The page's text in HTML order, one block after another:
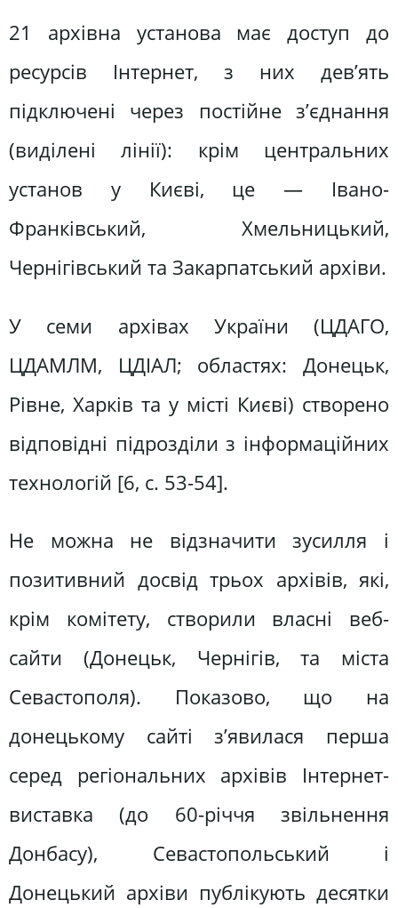
21 архівна установа має доступ до
ресурсів Інтернет, з них дев’ять
підключені через постійне з’єднання
(виділені лінії): крім центральних
установ у Києві, це — Івано-
Франківський, Хмельницький,
Чернігівський та Закарпатський архіви.
У семи архівах України (ЦДАГО,
ЦДАМЛМ, ЦДІАЛ; областях: Донецьк,
Рівне, Харків та у місті Києві) створено
відповідні підрозділи з інформаційних
технологій [6, c. 53-54].
Не можна не відзначити зусилля і
позитивний досвід трьох архівів, які,
крім комітету, створили власні веб-
сайти (Донецьк, Чернігів, та міста
Севастополя). Показово, що на
донецькому сайті з’явилася перша
серед регіональних архівів Інтернет-
виставка (до 60-річчя звільнення
Донбасу), Севастопольський і
Донецький архіви публікують десятки